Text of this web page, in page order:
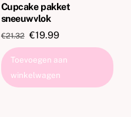
Cupcake pakket
sneeuwvlok
€21.32 Oorspronkelijke
prijs
was:
€21.32.
€19.99Huidige
prijs
is:
€19.99.
Toevoegen aan
winkelwagen